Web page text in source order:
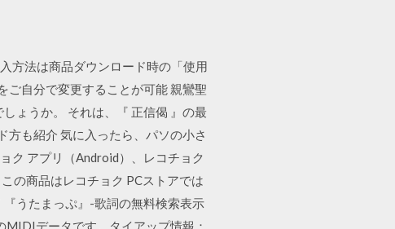
方法は商品ダウンロード時の「使用
ご自分で変更することが可能 親鸞聖
ょうか。 それは、『 正信偈 』の最
も紹介 気に入ったら、パソの小さ
ク アプリ（Android）、レコチョク
の商品はレコチョク PCストアでは
うたまっぷ』-歌詞の無料検索表示
データです。タイアップ情報：